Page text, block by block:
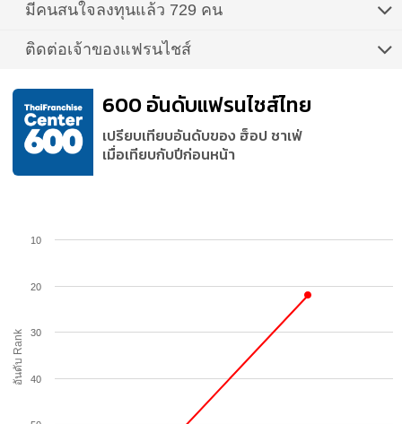
มีคนสนใจลงทุนแล้ว 729 คน
ติดต่อเจ้าของแฟรนไชส์
600 อันดับแฟรนไชส์ไทย
เปรียบเทียบอันดับของ ฮ็อป ชาเฟ่
เมื่อเทียบกับปีก่อนหน้า
อันดับ Rank
10
20
30
40